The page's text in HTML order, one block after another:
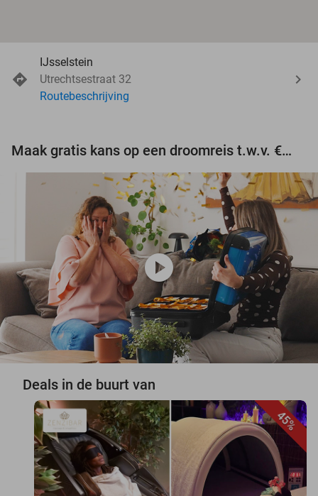
IJsselstein
Utrechtsestraat 32
Routebeschrijving
Maak gratis kans op een droomreis t.w.v. €3.000!
play_circle
Deals in de buurt van
45%